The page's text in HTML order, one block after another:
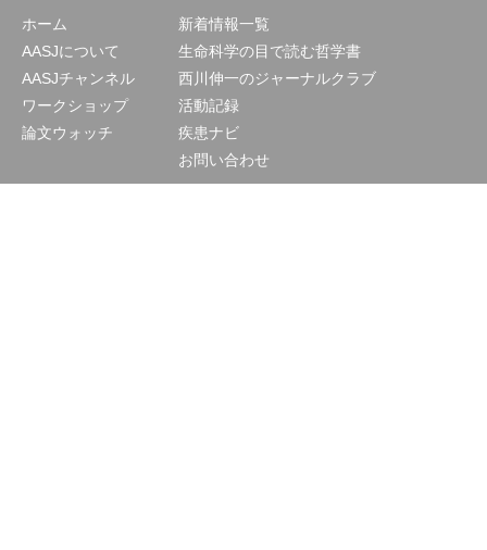
ホーム
AASJについて
AASJチャンネル
ワークショップ
論文ウォッチ
新着情報一覧
生命科学の目で読む哲学書
西川伸一のジャーナルクラブ
活動記録
疾患ナビ
お問い合わせ